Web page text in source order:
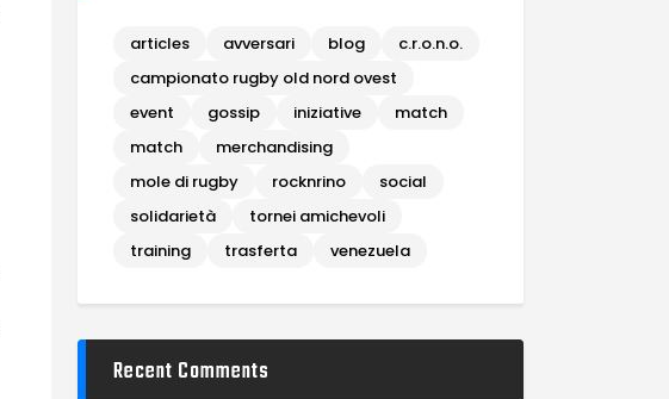
articles avversari blog
c.r.o.n.o.
campionato rugby old nord ovest
event
gossip iniziative
match
match
merchandising
mole di rugby
rocknrino
social
solidarietà
tornei amichevoli
training
trasferta venezuela
Recent Comments